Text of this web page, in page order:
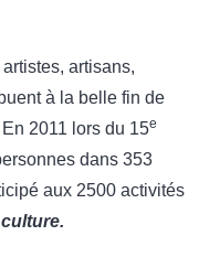
artisans,
à la belle fin de
2011 lors du 15e
dans 353
aux 2500 activités